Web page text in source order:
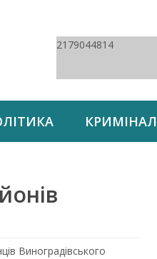
2179044814
КРИМІНАЛ
Виноградівського